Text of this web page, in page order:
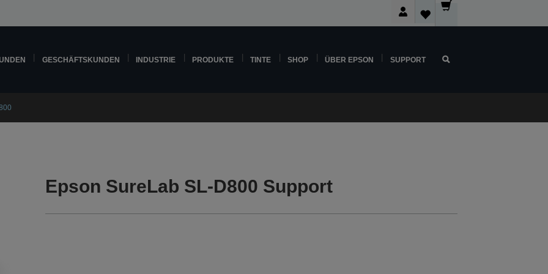
GESCHÄFTSKUNDEN INDUSTRIE PRODUKTE TINTE SHOP ÜBER EPSON SUPPORT
Epson SureLab SL-D800 Support